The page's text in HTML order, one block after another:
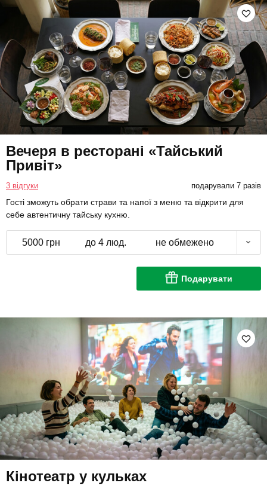
Вечеря в ресторані «Тайський
Привіт»
3 відгуки подарували 7 разів
Гості зможуть обрати страви та напої з меню та відкрити для
себе автентичну тайську кухню.
5000 грн до 4 люд. не обмежено
Подарувати
Кінотеатр у кульках